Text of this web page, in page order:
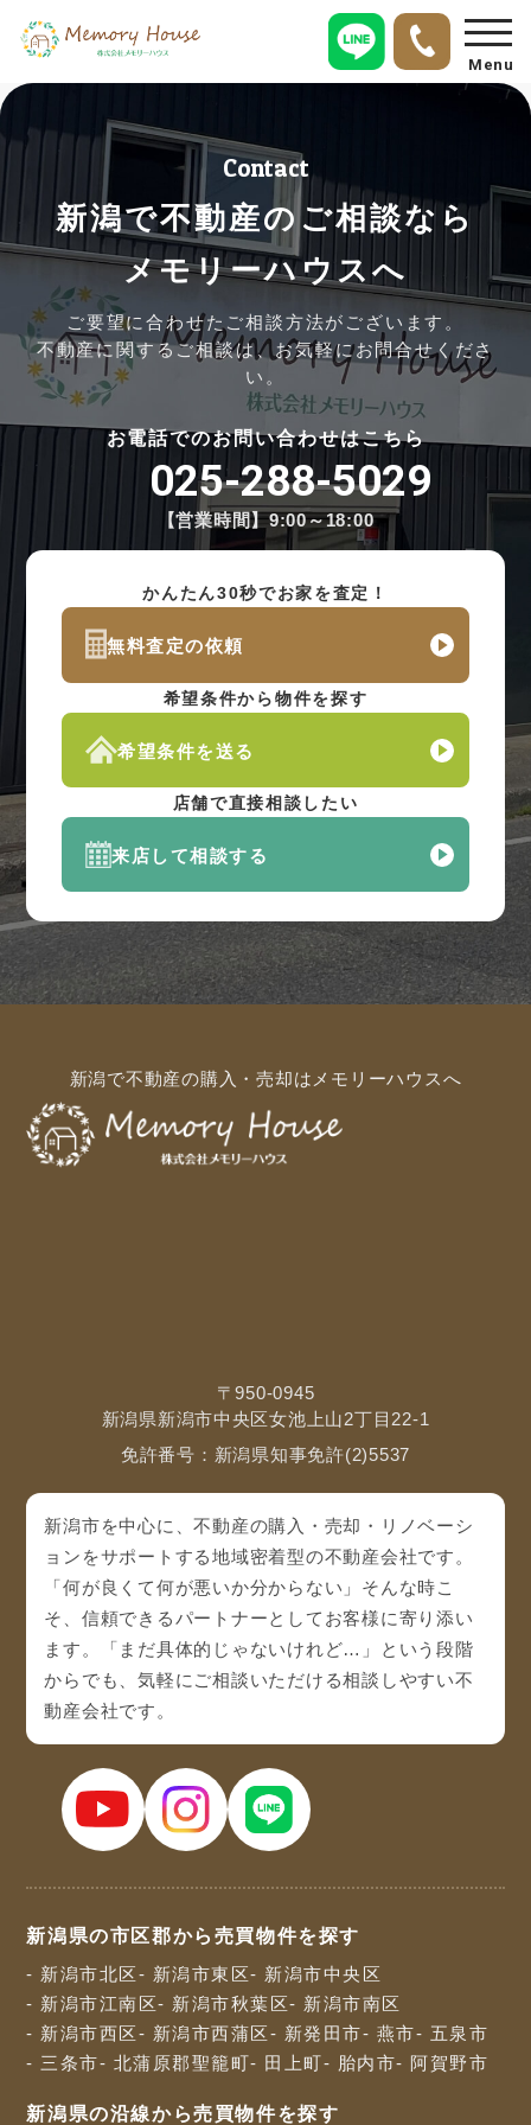
Menu
Contact
新潟で不動産のご相談なら
メモリーハウスへ
ご要望に合わせたご相談方法がございます。
不動産に関するご相談は、お気軽にお問合せくださ
い。
お電話でのお問い合わせはこちら
025-288-5029
【営業時間】9:00～18:00
かんたん30秒でお家を査定！
無料査定の依頼
希望条件から物件を探す
希望条件を送る
店舗で直接相談したい
来店して相談する
新潟で不動産の購入・売却はメモリーハウスへ
〒950-0945
新潟県新潟市中央区女池上山2丁目22-1
免許番号：新潟県知事免許(2)5537
新潟市を中心に、不動産の購入・売却・リノベーシ
ョンをサポートする地域密着型の不動産会社です。
「何が良くて何が悪いか分からない」そんな時こ
そ、信頼できるパートナーとしてお客様に寄り添い
ます。「まだ具体的じゃないけれど…」という段階
からでも、気軽にご相談いただける相談しやすい不
動産会社です。
新潟県の市区郡から売買物件を探す
- 新潟市北区 - 新潟市東区- 新潟市中央区
- 新潟市江南区- 新潟市秋葉区- 新潟市南区
- 新潟市西区 - 新潟市西蒲区 - 新発田市- 燕市- 五泉市
- 三条市- 北蒲原郡聖籠町- 田上町- 胎内市- 阿賀野市
新潟県の沿線から売買物件を探す